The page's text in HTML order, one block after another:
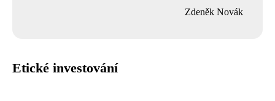
Zdeněk Novák
Etické investování